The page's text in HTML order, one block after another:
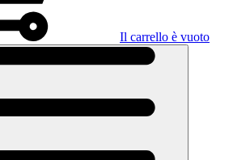
Il carrello è vuoto